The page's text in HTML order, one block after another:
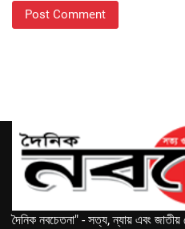
দৈনিক নবচেতনা" - সত্য, ন্যায় এবং জাতীয়